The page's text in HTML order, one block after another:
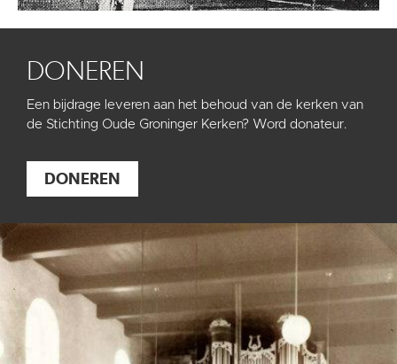
DONEREN
Een bijdrage leveren aan het behoud van de kerken van
de Stichting Oude Groninger Kerken? Word donateur.
DONEREN